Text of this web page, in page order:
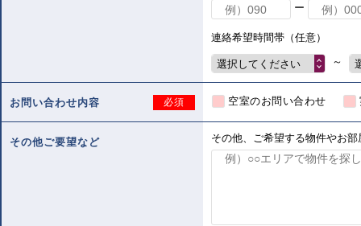
ー
連絡希望時間帯（任意）
選択してください ～
お問い合わせ内容 必須 空室のお問い合わせ
その他ご要望など その他、ご希望する物件やお